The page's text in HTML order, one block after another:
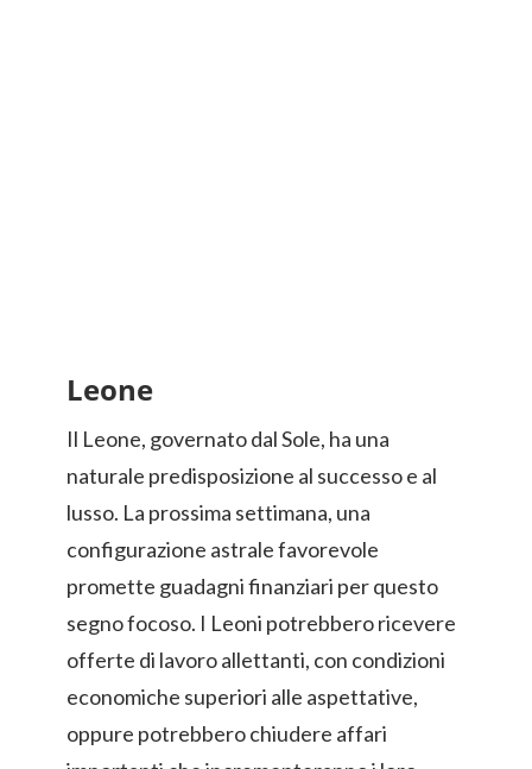
Leone
Il Leone, governato dal Sole, ha una
naturale predisposizione al successo e al
lusso. La prossima settimana, una
configurazione astrale favorevole
promette guadagni finanziari per questo
segno focoso. I Leoni potrebbero ricevere
offerte di lavoro allettanti, con condizioni
economiche superiori alle aspettative,
oppure potrebbero chiudere affari